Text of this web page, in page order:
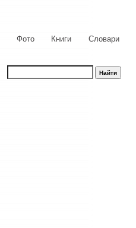
Фото Книги Словари